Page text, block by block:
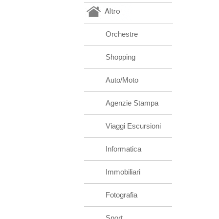
Altro
Orchestre
Shopping
Auto/Moto
Agenzie Stampa
Viaggi Escursioni
Informatica
Immobiliari
Fotografia